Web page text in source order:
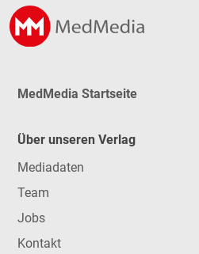
MedMedia Startseite
Über unseren Verlag
Mediadaten
Team
Jobs
Kontakt